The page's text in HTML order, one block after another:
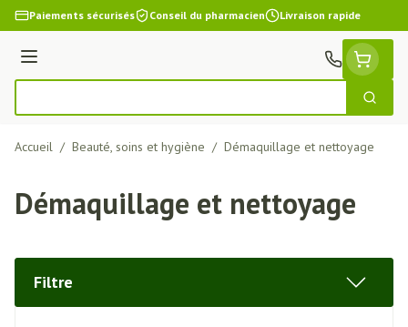
Aller au contenu
Paiements sécurisés Conseil du pharmacien Livraison rapide
Menu
Accueil / Beauté, soins et hygiène / Démaquillage et nettoyage
Démaquillage et nettoyage
Filtre